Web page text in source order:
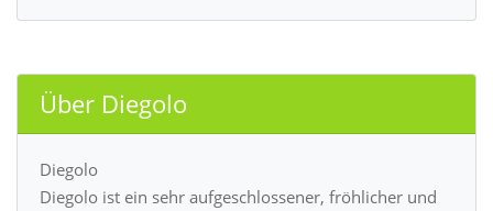
Über Diegolo
Diegolo
Diegolo ist ein sehr aufgeschlossener, fröhlicher und